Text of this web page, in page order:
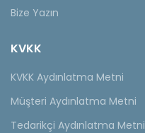
Bize Yazın
KVKK
KVKK Aydınlatma Metni
Müşteri Aydınlatma Metni
Tedarikçi Aydınlatma Metni